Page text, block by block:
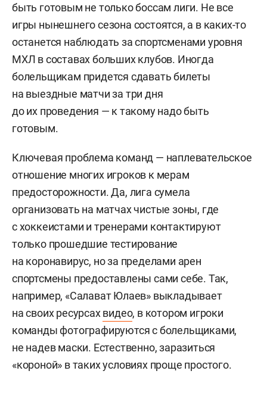
быть готовым не только боссам лиги. Не все
игры нынешнего сезона состоятся, а в каких-то
останется наблюдать за спортсменами уровня
МХЛ в составах больших клубов. Иногда
болельщикам придется сдавать билеты
на выездные матчи за три дня
до их проведения — к такому надо быть
готовым.
Ключевая проблема команд — наплевательское
отношение многих игроков к мерам
предосторожности. Да, лига сумела
организовать на матчах чистые зоны, где
с хоккеистами и тренерами контактируют
только прошедшие тестирование
на коронавирус, но за пределами арен
спортсмены предоставлены сами себе. Так,
например, «Салават Юлаев» выкладывает
на своих ресурсахвидео, в котором игроки
команды фотографируются с болельщиками,
не надев маски. Естественно, заразиться
«короной» в таких условиях проще простого.